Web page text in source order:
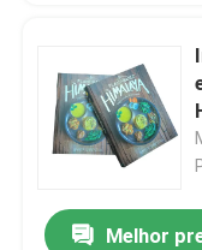
Melhor